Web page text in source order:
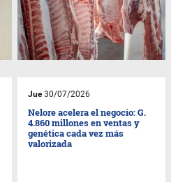
Jue30/07/2026
Nelore acelera el negocio: G.
4.860 millones en ventas y
genética cada vez más
valorizada